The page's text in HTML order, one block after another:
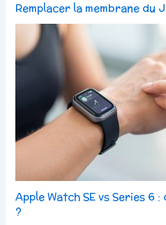
Remplacer la membrane du
Apple Watch SE vs Series 6
?